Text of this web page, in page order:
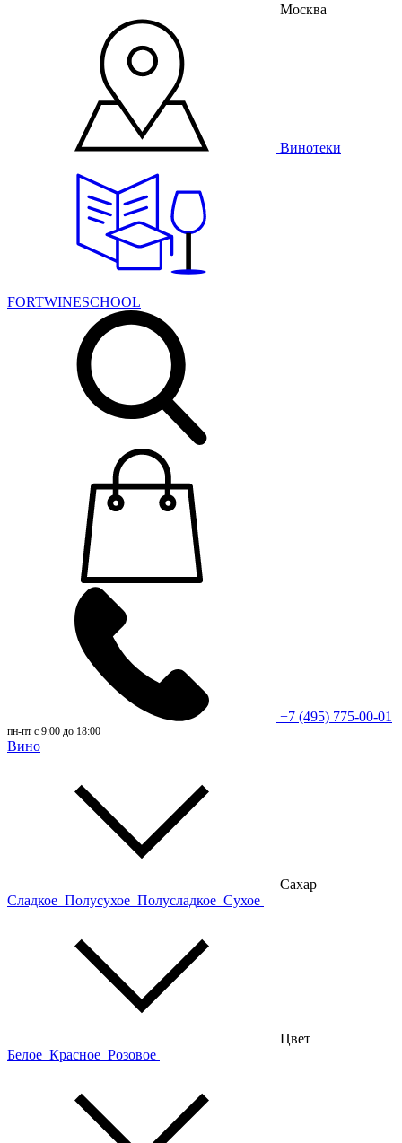
Москва
Винотеки
FORTWINESCHOOL
+7 (495) 775-00-01
пн-пт с 9:00 до 18:00
Вино
Сахар
Сладкое Полусухое Полусладкое Сухое
Цвет
Белое Красное Розовое